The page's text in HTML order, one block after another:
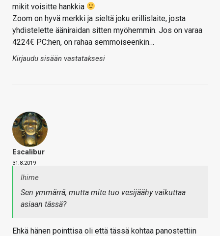
mikit voisitte hankkia
Zoom on hyvä merkki ja sieltä joku erillislaite, josta
yhdistelette ääniraidan sitten myöhemmin. Jos on varaa
4224€ PC:hen, on rahaa semmoiseenkin…
Kirjaudu sisään vastataksesi
Escalibur
31.8.2019
Ihime
Sen ymmärrä, mutta mite tuo vesijäähy vaikuttaa
asiaan tässä?
Ehkä hänen pointtisa oli että tässä kohtaa panostettiin